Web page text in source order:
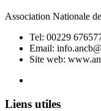
Association Nationale
Tel: 00229
Email:
Site web:
Liens utiles